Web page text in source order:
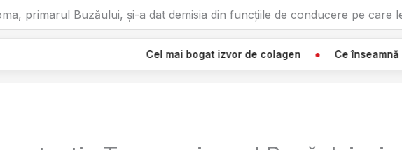
primarul Buzăului, și-a dat demisia din funcțiile de conducere pe care
Cel mai bogat izvor de colagen Ce înseamnă Când Vezi O